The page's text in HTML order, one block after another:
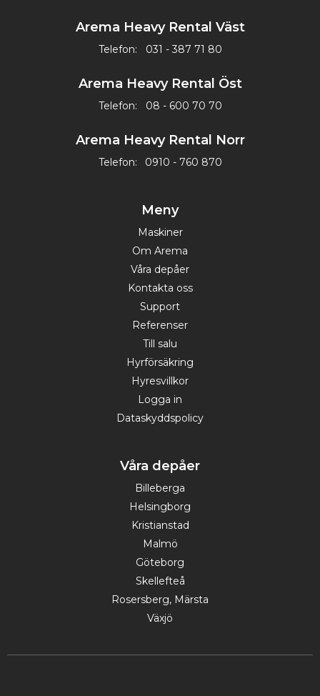
Arema Heavy Rental Väst
Telefon: 031 - 387 71 80
Arema Heavy Rental Öst
Telefon: 08 - 600 70 70
Arema Heavy Rental Norr
Telefon: 0910 - 760 870
Meny
Maskiner
Om Arema
Våra depåer
Kontakta oss
Support
Referenser
Till salu
Hyrförsäkring
Hyresvillkor
Logga in
Dataskyddspolicy
Våra depåer
Billeberga
Helsingborg
Kristianstad
Malmö
Göteborg
Skellefteå
Rosersberg, Märsta
Växjö